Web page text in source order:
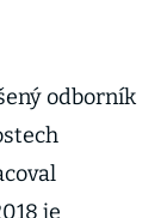
odborník
je